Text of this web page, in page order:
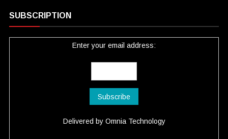
SUBSCRIPTION
Enter your email address:
Delivered by Omnia Technology